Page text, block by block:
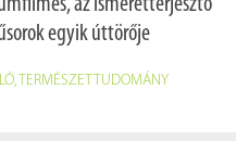
egyik úttörője
, TERMÉSZETTUDOMÁNY